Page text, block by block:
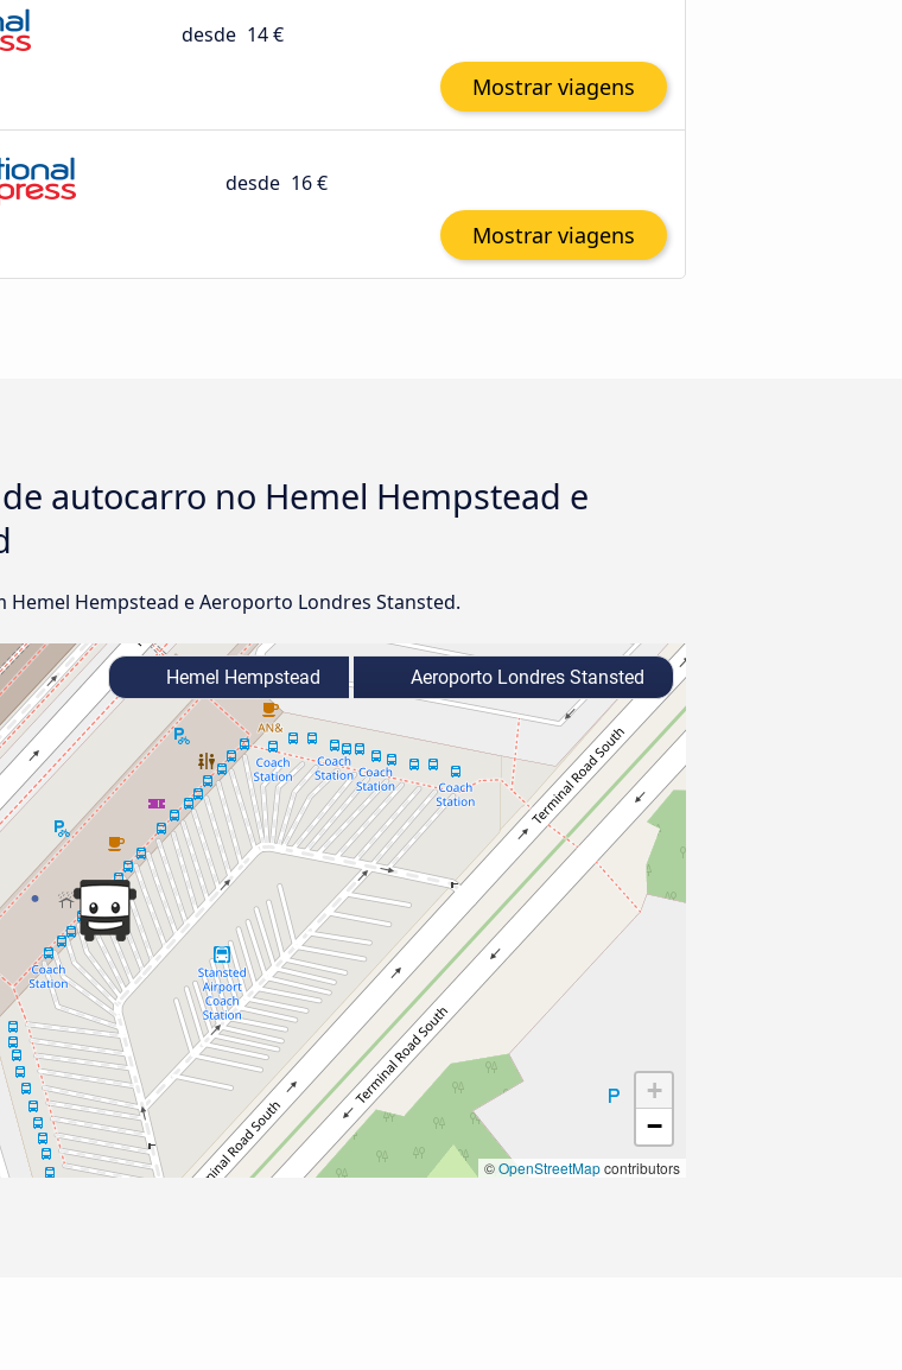
desde 14 €
Mostrar viagens
desde 16 €
Mostrar viagens
autocarro no Hemel Hempstead e
Hempstead e Aeroporto Londres Stansted.
+
−
©OpenStreetMapcontributors
Hemel Hempstead Aeroporto Londres Stansted